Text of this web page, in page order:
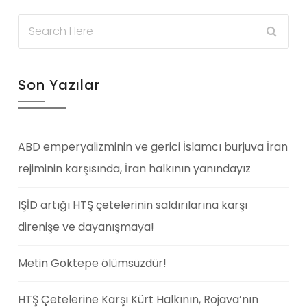
Son Yazılar
ABD emperyalizminin ve gerici İslamcı burjuva İran
rejiminin karşısında, İran halkının yanındayız
IŞİD artığı HTŞ çetelerinin saldırılarına karşı
direnişe ve dayanışmaya!
Metin Göktepe ölümsüzdür!
HTŞ Çetelerine Karşı Kürt Halkının, Rojava’nın